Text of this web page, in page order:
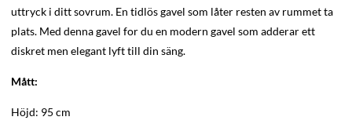
uttryck i ditt sovrum. En tidlös gavel som låter resten av rummet ta
plats. Med denna gavel for du en modern gavel som adderar ett
diskret men elegant lyft till din säng.
Mått:
Höjd: 95 cm